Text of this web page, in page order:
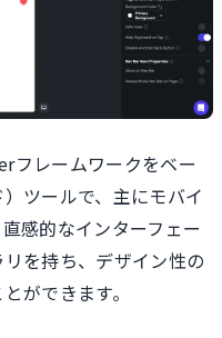
レームワークをベー
ツールで、主にモバイ
感的なインターフェー
を持ち、デザイン性の
ができます。